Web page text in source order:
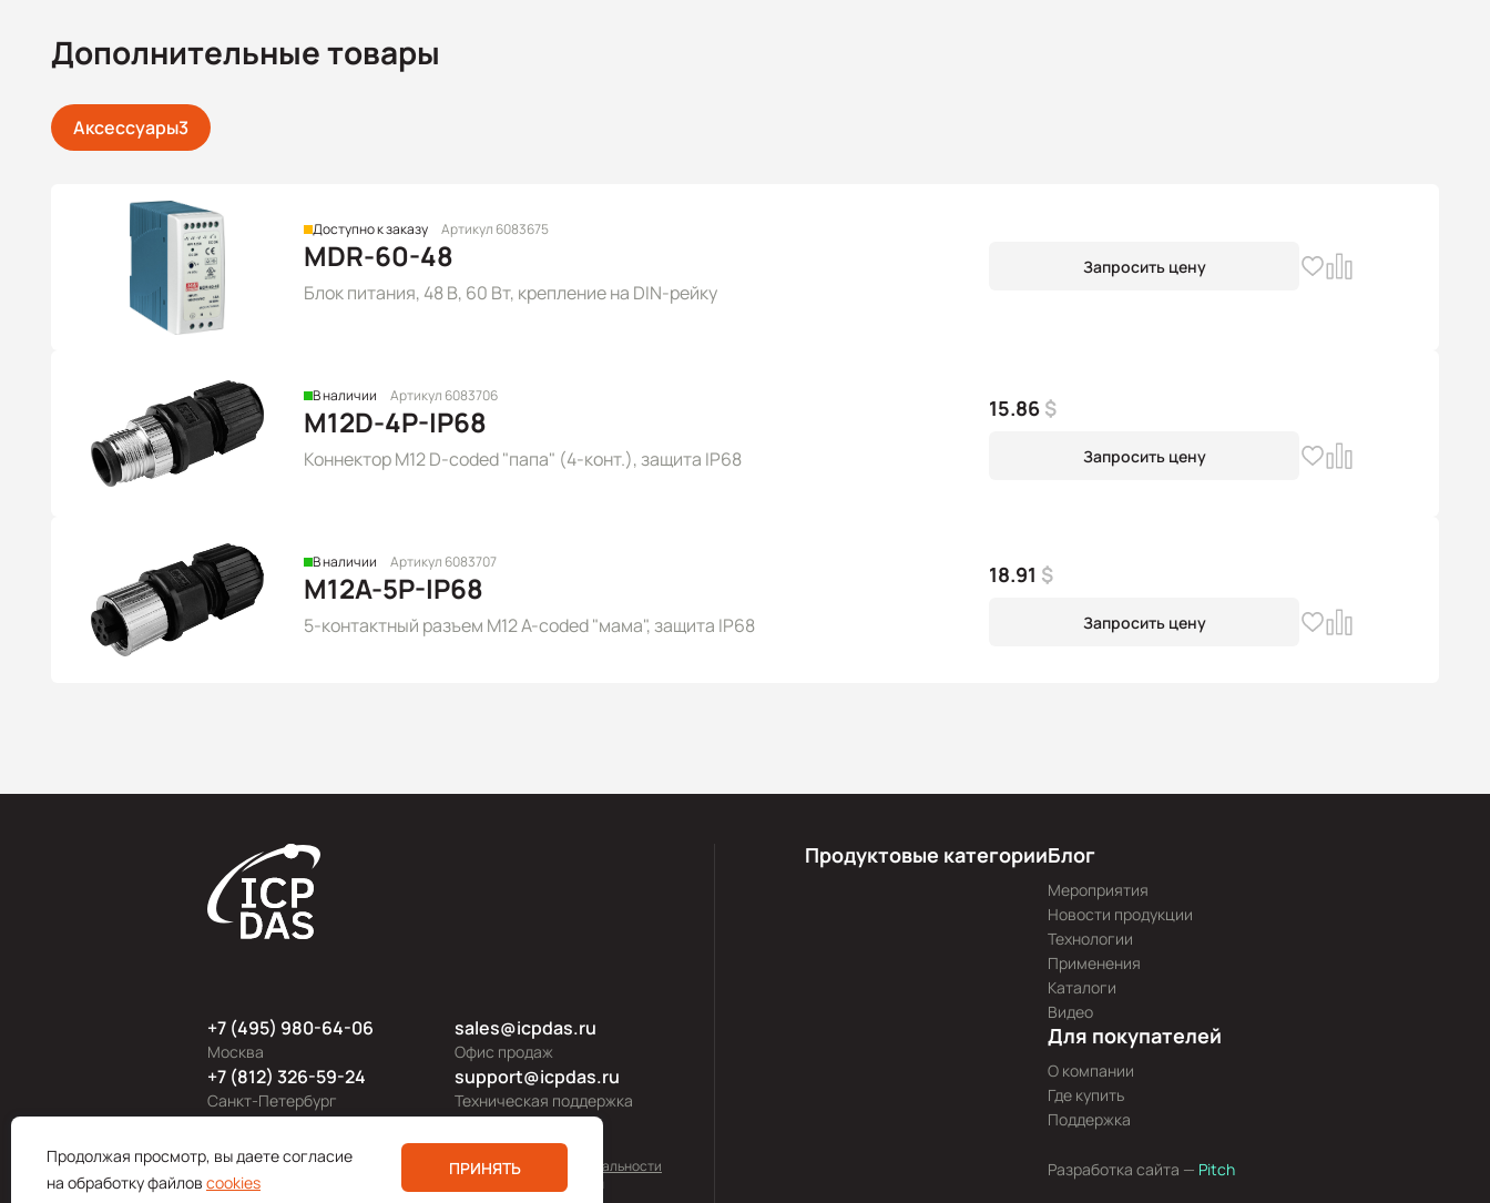
Дополнительные товары
Аксессуары3
Доступно к заказу Артикул 6083675
MDR-60-48
Блок питания, 48 В, 60 Вт, крепление на DIN-рейку
Запросить цену
В наличии Артикул 6083706
M12D-4P-IP68
Коннектор M12 D-coded "папа" (4-конт.), защита IP68
15.86 $
Запросить цену
В наличии Артикул 6083707
M12A-5P-IP68
5-контактный разъем M12 A-coded "мама", защита IP68
18.91 $
Запросить цену
Москва
+7 (495) 980-64-06
Офис продаж
sales@icpdas.ru
Санкт-Петербург
+7 (812) 326-59-24
Техническая поддержка
support@icpdas.ru
Политика конфиденциальности
© 2000—2026 icpdas.ru
Продуктовые категорииБлог
Мероприятия
Новости продукции
Технологии
Применения
Каталоги
Видео
Для покупателей
О компании
Где купить
Поддержка
Разработка сайта — Pitch
Продолжая просмотр, вы даете согласие
на обработку файлов cookies
ПРИНЯТЬ